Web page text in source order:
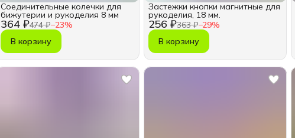
364 ₽474 ₽−23%
Соединительные колечки для
бижутерии и рукоделия 8 мм
В корзину
256 ₽363 ₽−29%
Застежки кнопки магнитные для
рукоделия, 18 мм.
В корзину